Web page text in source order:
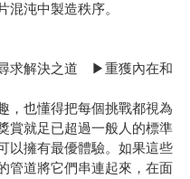
混沌中製造秩序。
解決之道 ▶重獲內在和
，也懂得把每個挑戰都視為
賞就足已超過一般人的標準
以擁有最優體驗。如果這些
管道將它們串連起來，在面